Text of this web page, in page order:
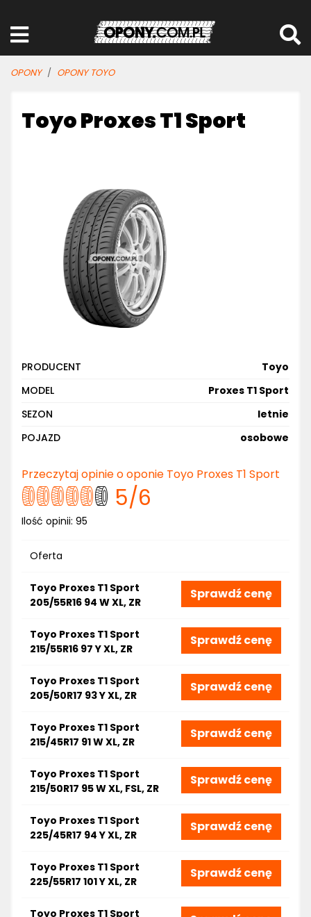
OPONY OPONY TOYO
Toyo Proxes T1 Sport
PRODUCENT
Toyo
MODEL
Proxes T1 Sport
SEZON
letnie
POJAZD
osobowe
Przeczytaj opinie o oponie Toyo Proxes T1 Sport
5/6
Ilość opinii: 95
Oferta
Toyo Proxes T1 Sport
205/55R16 94 W XL, ZR
Sprawdź cenę
Toyo Proxes T1 Sport
215/55R16 97 Y XL, ZR
Sprawdź cenę
Toyo Proxes T1 Sport
205/50R17 93 Y XL, ZR
Sprawdź cenę
Toyo Proxes T1 Sport
215/45R17 91 W XL, ZR
Sprawdź cenę
Toyo Proxes T1 Sport
215/50R17 95 W XL, FSL, ZR
Sprawdź cenę
Toyo Proxes T1 Sport
225/45R17 94 Y XL, ZR
Sprawdź cenę
Toyo Proxes T1 Sport
225/55R17 101 Y XL, ZR
Sprawdź cenę
Toyo Proxes T1 Sport